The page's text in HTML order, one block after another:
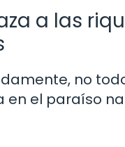
a las
no
en el paraíso